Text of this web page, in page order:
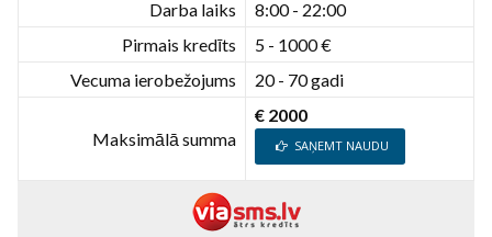
Darba laiks
8:00 - 22:00
Pirmais kredīts
5 - 1000 €
Vecuma ierobežojums
20 - 70 gadi
Maksimālā summa
€ 2000
SAŅEMT NAUDU